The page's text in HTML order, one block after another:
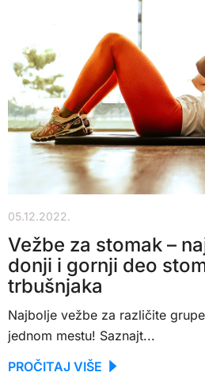
05.12.2022.
Vežbe za stomak –
donji i gornji deo
trbušnjaka
Najbolje vežbe za različite
jednom mestu! Saznajt...
PROČITAJ VIŠE